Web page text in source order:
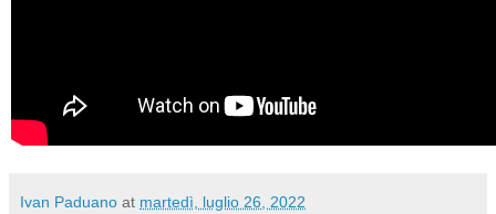
Ivan Paduano at martedì, luglio 26, 2022